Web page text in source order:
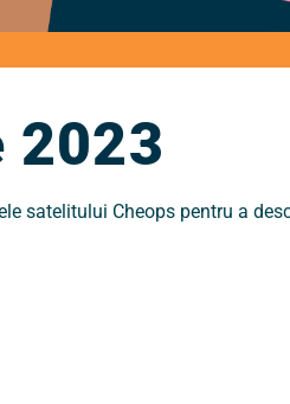
2023
satelitului Cheops pentru a